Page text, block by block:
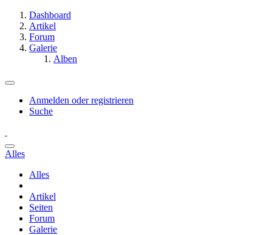
Dashboard
Artikel
Forum
Galerie
Alben
Anmelden oder registrieren
Suche
Alles
Alles
Artikel
Seiten
Forum
Galerie